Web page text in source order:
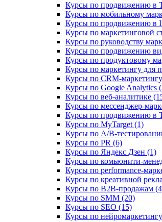
Курсы по продвижению в
Курсы по мобильному
Курсы по продвижению в
Курсы по маркетинговой
Курсы по руководству
Курсы по продвижению
Курсы по продуктовому
Курсы по маркетингу для
Курсы по CRM-
Курсы по Google Analytics
Курсы по веб-аналитике
Курсы по мессенджер-
Курсы по продвижению в
Курсы по MyTarget (1)
Курсы по A/B-
Курсы по PR (6)
Курсы по Яндекс Дзен (1)
Курсы по комьюнити-
Курсы по performance-
Курсы по креативной
Курсы по B2B-продажам
Курсы по SMM (20)
Курсы по SEO (15)
Курсы по